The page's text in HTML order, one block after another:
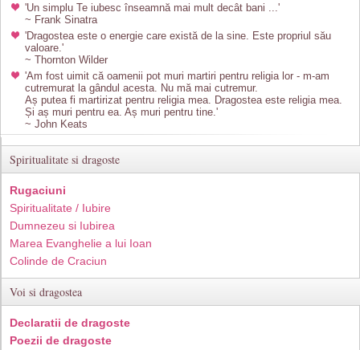
'Un simplu Te iubesc înseamnă mai mult decât bani ...'
~ Frank Sinatra
'Dragostea este o energie care există de la sine. Este propriul său
valoare.'
~ Thornton Wilder
'Am fost uimit că oamenii pot muri martiri pentru religia lor - m-am
cutremurat la gândul acesta. Nu mă mai cutremur.
Aș putea fi martirizat pentru religia mea. Dragostea este religia mea.
Și aș muri pentru ea. Aș muri pentru tine.'
~ John Keats
Spiritualitate si dragoste
Rugaciuni
Spiritualitate / Iubire
Dumnezeu si Iubirea
Marea Evanghelie a lui Ioan
Colinde de Craciun
Voi si dragostea
Declaratii de dragoste
Poezii de dragoste